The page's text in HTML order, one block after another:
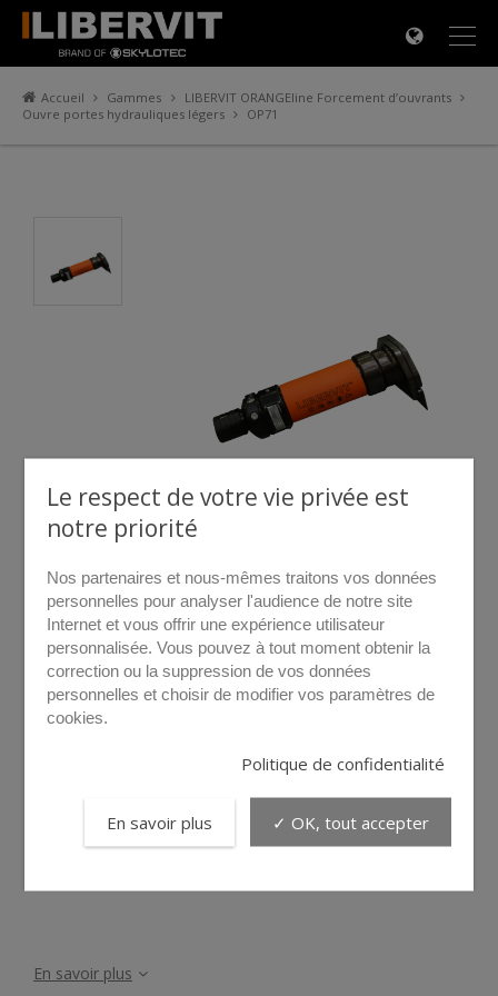
Accueil Gammes
LIBERVIT ORANGEline Forcement d’ouvrants
Ouvre portes hydrauliques légers
OP71
survolez pour agrandir
En savoir plus
×
Le respect de votre vie privée est
notre priorité
Nos partenaires et nous-mêmes traitons vos données
personnelles pour analyser l'audience de notre site
Internet et vous offrir une expérience utilisateur
personnalisée. Vous pouvez à tout moment obtenir la
correction ou la suppression de vos données
personnelles et choisir de modifier vos paramètres de
cookies.
Politique de confidentialité
En savoir plus ✓ OK, tout accepter